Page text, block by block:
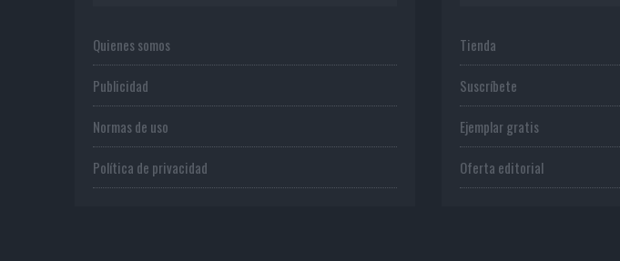
Quienes somos
Publicidad
Normas de uso
Política de privacidad
Tienda
Suscríbete
Ejemplar gratis
Oferta editorial